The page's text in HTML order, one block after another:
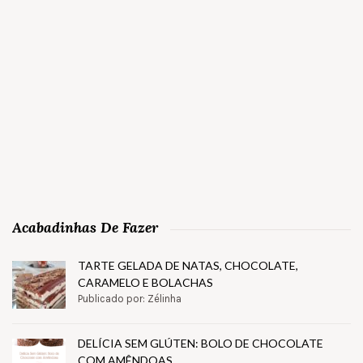
Acabadinhas De Fazer
TARTE GELADA DE NATAS, CHOCOLATE,
CARAMELO E BOLACHAS
Publicado por: Zélinha
DELÍCIA SEM GLÚTEN: BOLO DE CHOCOLATE
COM AMÊNDOAS